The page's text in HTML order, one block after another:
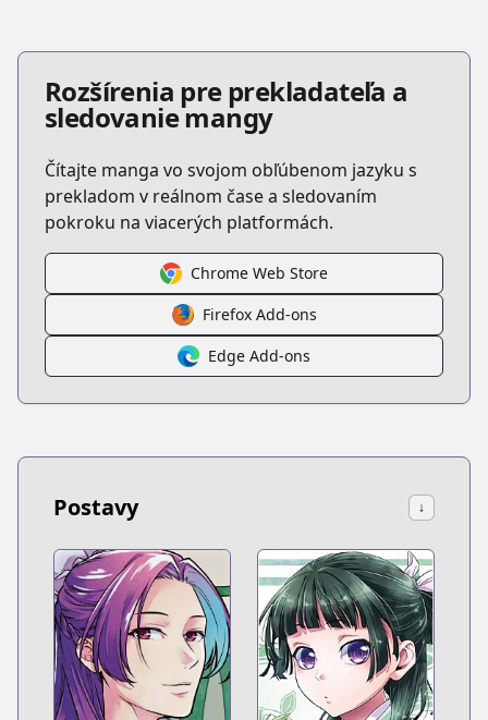
Rozšírenia pre prekladateľa a
sledovanie mangy
Čítajte manga vo svojom obľúbenom jazyku s
prekladom v reálnom čase a sledovaním
pokroku na viacerých platformách.
Chrome Web Store
Firefox Add-ons
Edge Add-ons
Postavy ↓